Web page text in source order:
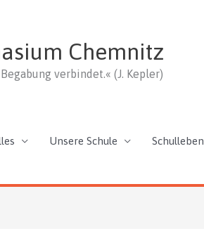
Chemnitz
verbindet.« (J. Kepler)
Unsere Schule Schulleben